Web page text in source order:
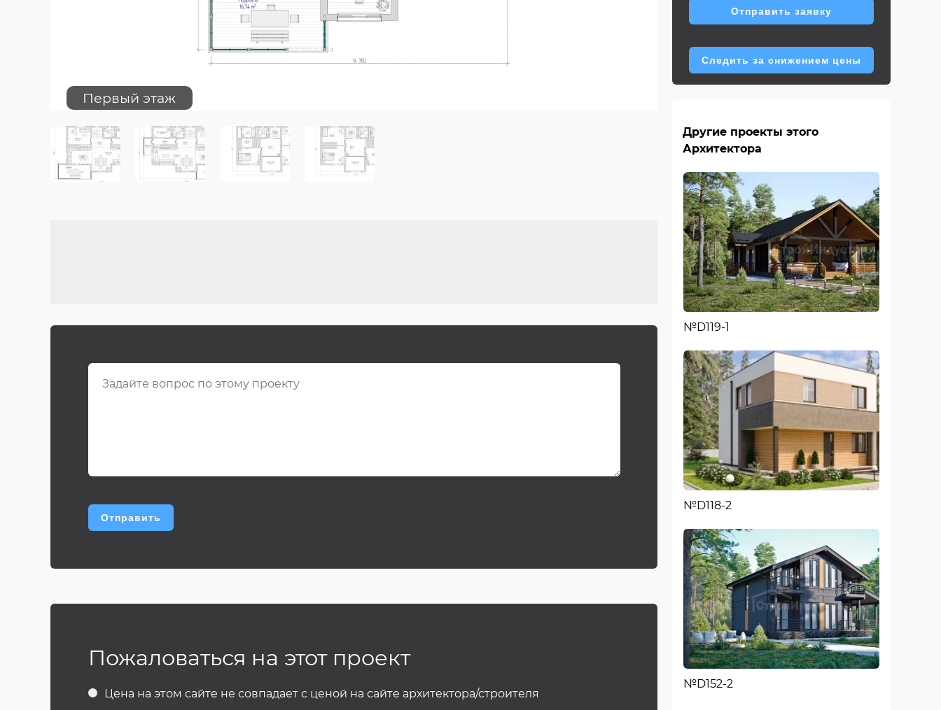
Первый этаж
Пожаловаться на этот проект
Цена на этом сайте не совпадает с ценой на сайте архитектора/строителя
Отправить заявку
Следить за снижением цены
Другие проекты этого
Архитектора
№D119-1
№D118-2
№D152-2